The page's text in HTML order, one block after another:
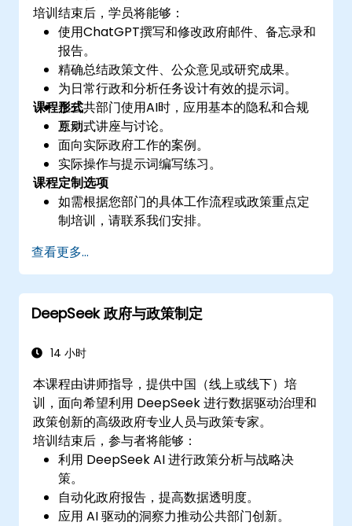
培训结束后，学员将能够：
使用ChatGPT撰写和修改政府邮件、备忘录和
报告。
精确总结政策文件、公众意见或研究成果。
为日常行政和分析任务设计有效的提示词。
在公共部门使用AI时，应用基本的隐私和合规
原则。
课程形式
互动式讲座与讨论。
面向实际政府工作的案例。
实际操作与提示词编写练习。
课程定制选项
如需根据您部门的具体工作流程或政策重点定
制培训，请联系我们安排。
查看更多...
DeepSeek 政府与政策制定
14 小时
本课程由讲师指导，提供中国（线上或线下）培
训，面向希望利用 DeepSeek 进行数据驱动治理和
政策创新的高级政府专业人员与政策专家。
培训结束后，参与者将能够：
利用 DeepSeek AI 进行政策分析与战略决
策。
自动化政府报告，提高数据透明度。
应用 AI 驱动的洞察力推动公共部门创新。